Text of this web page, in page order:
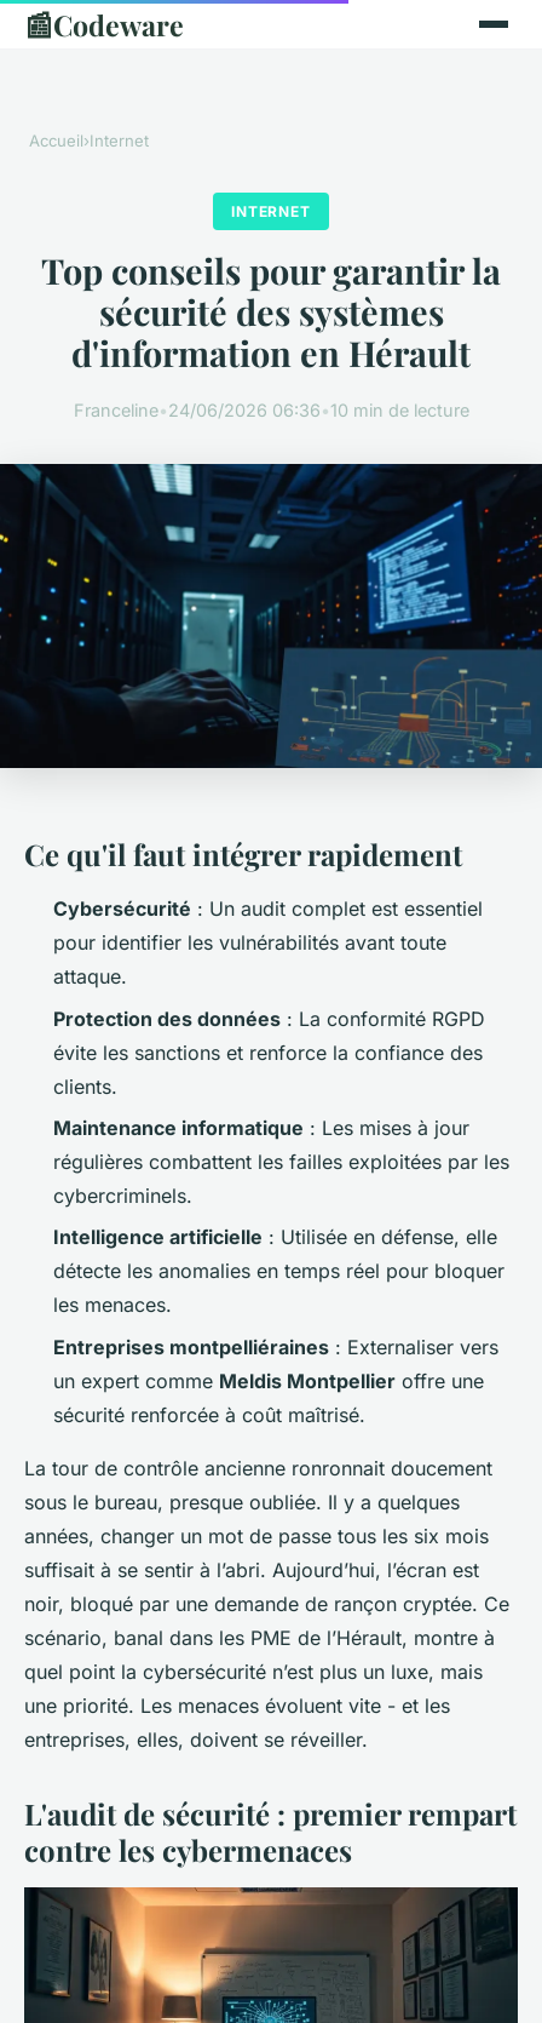
📰Codeware
Accueil›Internet
INTERNET
Top conseils pour garantir la
sécurité des systèmes
d'information en Hérault
Franceline•24/06/2026 06:36•10 min de lecture
Ce qu'il faut intégrer rapidement
Cybersécurité : Un audit complet est essentiel
pour identifier les vulnérabilités avant toute
attaque.
Protection des données : La conformité RGPD
évite les sanctions et renforce la confiance des
clients.
Maintenance informatique : Les mises à jour
régulières combattent les failles exploitées par les
cybercriminels.
Intelligence artificielle : Utilisée en défense, elle
détecte les anomalies en temps réel pour bloquer
les menaces.
Entreprises montpelliéraines : Externaliser vers
un expert comme Meldis Montpellier offre une
sécurité renforcée à coût maîtrisé.
La tour de contrôle ancienne ronronnait doucement
sous le bureau, presque oubliée. Il y a quelques
années, changer un mot de passe tous les six mois
suffisait à se sentir à l’abri. Aujourd’hui, l’écran est
noir, bloqué par une demande de rançon cryptée. Ce
scénario, banal dans les PME de l’Hérault, montre à
quel point la cybersécurité n’est plus un luxe, mais
une priorité. Les menaces évoluent vite - et les
entreprises, elles, doivent se réveiller.
L'audit de sécurité : premier rempart
contre les cybermenaces